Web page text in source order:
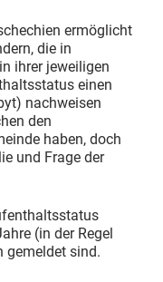
ermöglicht
die in
ihrer jeweiligen
einen
nachweisen
den
haben, doch
und Frage der
(in der Regel
gemeldet sind.